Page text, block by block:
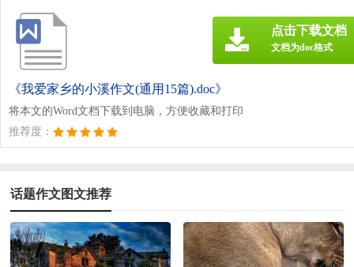
《我爱家乡的小溪作文(通用15篇).doc》
将本文的Word文档下载到电脑，方便收藏和打印
推荐度：
点击下载文档
文档为doc格式
话题作文图文推荐